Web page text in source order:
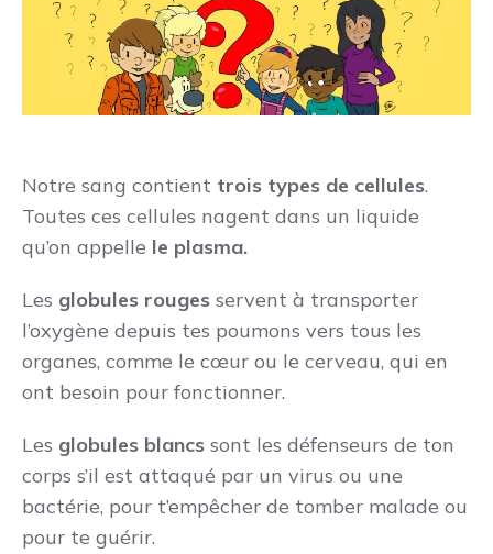
Notre sang contient trois types de cellules.
Toutes ces cellules nagent dans un liquide
qu’on appelle le plasma.
Les globules rouges servent à transporter
l’oxygène depuis tes poumons vers tous les
organes, comme le cœur ou le cerveau, qui en
ont besoin pour fonctionner.
Les globules blancs sont les défenseurs de ton
corps s’il est attaqué par un virus ou une
bactérie, pour t’empêcher de tomber malade ou
pour te guérir.